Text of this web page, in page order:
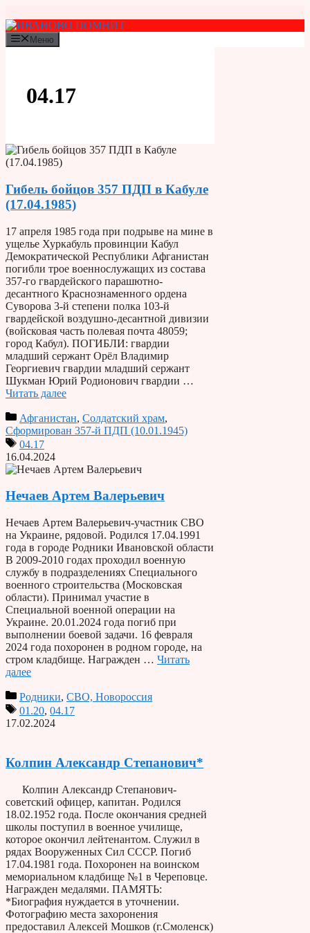
к
содержимому
Меню
04.17
Гибель бойцов 357 ПДП в Кабуле
(17.04.1985)
17 апреля 1985 года при подрыве на мине в
ущелье Хуркабуль провинции Кабул
Демократической Республики Афганистан
погибли трое военнослужащих из состава
357-го гвардейского парашютно-
десантного Краснознаменного ордена
Суворова 3-й степени полка 103-й
гвардейской воздушно-десантной дивизии
(войсковая часть полевая почта 48059;
город Кабул). ПОГИБЛИ: гвардии
младший сержант Орёл Владимир
Георгиевич гвардии младший сержант
Шукман Юрий Родионович гвардии …
Читать далее
Афганистан, Солдатский храм,
Сформирован 357-й ПДП (10.01.1945)
04.17
16.04.2024
Нечаев Артем Валерьевич
Нечаев Артем Валерьевич-участник СВО
на Украине, рядовой. Родился 17.04.1991
года в городе Родники Ивановской области
В 2009-2010 годах проходил военную
службу в подразделениях Специального
военного строительства (Московская
области). Принимал участие в
Специальной военной операции на
Украине. 20.01.2024 года погиб при
выполнении боевой задачи. 16 февраля
2024 года похоронен в родном городе, на
стром кладбище. Награжден … Читать
далее
Родники, СВО, Новороссия
01.20, 04.17
17.02.2024
Колпин Александр Степанович*
Колпин Александр Степанович-
советский офицер, капитан. Родился
18.02.1952 года. После окончания средней
школы поступил в военное училище,
которое окончил лейтенантом. Служил в
рядах Вооруженных Сил СССР. Погиб
17.04.1981 года. Похоронен на воинском
мемориальном кладбище №1 в Череповце.
Награжден медалями. ПАМЯТЬ:
*Биография нуждается в уточнении.
Фотографию места захоронения
предоставил Алексей Мошков (г.Смоленск)